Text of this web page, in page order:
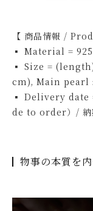
【 商品情報 /
▪ Material =
▪ Size =
cm), Main pearl
▪ Delivery date
de to order）/ 納
物事の本質を